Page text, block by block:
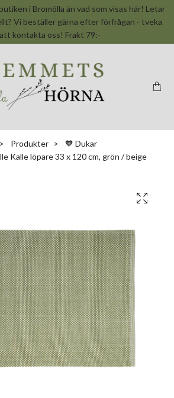
i Bromölla än vad som visas här! Letar
Vi beställer gärna efter förfrågan - tveka
kontakta oss! Frakt 79:-
Produkter
🧡 Dukar
Kalle löpare 33 x 120 cm, grön / beige